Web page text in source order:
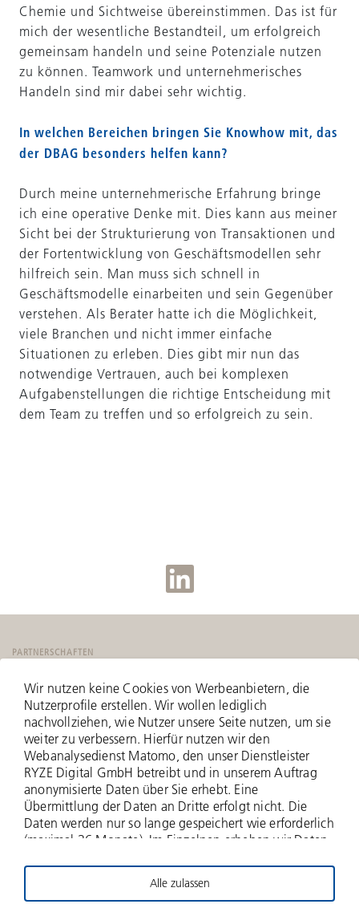
Chemie und Sichtweise übereinstimmen. Das ist für
mich der wesentliche Bestandteil, um erfolgreich
gemeinsam handeln und seine Potenziale nutzen
zu können. Teamwork und unternehmerisches
Handeln sind mir dabei sehr wichtig.
In welchen Bereichen bringen Sie Knowhow mit, das
der DBAG besonders helfen kann?
Durch meine unternehmerische Erfahrung bringe
ich eine operative Denke mit. Dies kann aus meiner
Sicht bei der Strukturierung von Transaktionen und
der Fortentwicklung von Geschäftsmodellen sehr
hilfreich sein. Man muss sich schnell in
Geschäftsmodelle einarbeiten und sein Gegenüber
verstehen. Als Berater hatte ich die Möglichkeit,
viele Branchen und nicht immer einfache
Situationen zu erleben. Dies gibt mir nun das
notwendige Vertrauen, auch bei komplexen
Aufgabenstellungen die richtige Entscheidung mit
dem Team zu treffen und so erfolgreich zu sein.
PARTNERSCHAFTEN
Wir nutzen keine Cookies von Werbeanbietern, die
Nutzerprofile erstellen. Wir wollen lediglich
nachvollziehen, wie Nutzer unsere Seite nutzen, um sie
weiter zu verbessern. Hierfür nutzen wir den
Webanalysedienst Matomo, den unser Dienstleister
RYZE Digital GmbH betreibt und in unserem Auftrag
anonymisierte Daten über Sie erhebt. Eine
Übermittlung der Daten an Dritte erfolgt nicht. Die
Daten werden nur so lange gespeichert wie erforderlich
(maximal 36 Monate). Im Einzelnen erheben wir Daten
werden erfasst), zu aufgerufenen Webseiten und Ihrer
Verweildauer hierauf, Häufigkeit der Aufrufe, zu
Alle zulassen